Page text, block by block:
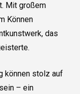
Mit großem
Können
das
können stolz auf
– ein